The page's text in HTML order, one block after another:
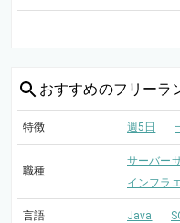
おすすめのフリーラ
特徴 週5日
職種
サーバー
インフラ
言語 Java